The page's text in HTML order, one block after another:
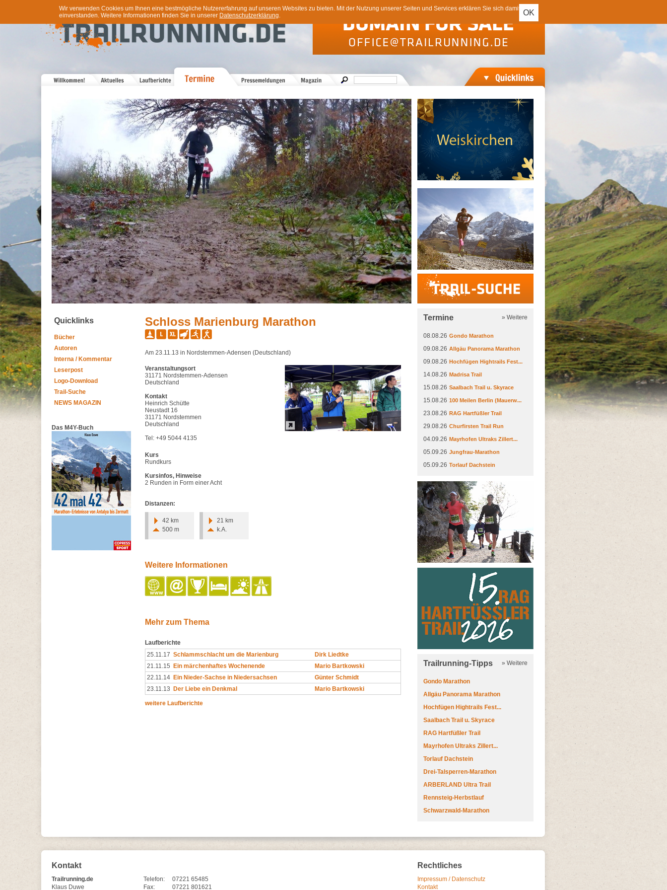
OK
Wir verwenden Cookies um Ihnen eine bestmögliche Nutzererfahrung auf unseren Websites zu bieten. Mit der Nutzung unserer Seiten und Services erklären Sie sich damit
einverstanden. Weitere Informationen finden Sie in unserer Datenschutzerklärung.
Trail-Suche
Quicklinks
Bücher
Autoren
Interna / Kommentar
Leserpost
Logo-Download
Trail-Suche
NEWS MAGAZIN
Das M4Y-Buch
Schloss Marienburg Marathon
Am 23.11.13 in Nordstemmen-Adensen (Deutschland)
Veranstaltungsort
31171 Nordstemmen-Adensen
Deutschland
Kontakt
Heinrich Schütte
Neustadt 16
31171 Nordstemmen
Deutschland
Tel: +49 5044 4135
Kurs
Rundkurs
Kursinfos, Hinweise
2 Runden in Form einer Acht
Distanzen:
42 km
500 m
21 km
k.A.
Weitere Informationen
Mehr zum Thema
Laufberichte
25.11.17 Schlammschlacht um die Marienburg
Dirk Liedtke
21.11.15 Ein märchenhaftes Wochenende
Mario Bartkowski
22.11.14 Ein Nieder-Sachse in Niedersachsen
Günter Schmidt
23.11.13 Der Liebe ein Denkmal Mario Bartkowski
weitere Laufberichte
Termine » Weitere
08.08.26 Gondo Marathon
09.08.26 Allgäu Panorama Marathon
09.08.26 Hochfügen Hightrails Fest...
14.08.26 Madrisa Trail
15.08.26 Saalbach Trail u. Skyrace
15.08.26 100 Meilen Berlin (Mauerw...
23.08.26 RAG Hartfüßler Trail
29.08.26 Churfirsten Trail Run
04.09.26 Mayrhofen Ultraks Zillert...
05.09.26 Jungfrau-Marathon
05.09.26 Torlauf Dachstein
Trailrunning-Tipps » Weitere
Gondo Marathon
Allgäu Panorama Marathon
Hochfügen Hightrails Fest...
Saalbach Trail u. Skyrace
RAG Hartfüßler Trail
Mayrhofen Ultraks Zillert...
Torlauf Dachstein
Drei-Talsperren-Marathon
ARBERLAND Ultra Trail
Rennsteig-Herbstlauf
Schwarzwald-Marathon
Kontakt
Trailrunning.de
Klaus Duwe
Telefon:
07221 65485
Fax:
07221 801621
Rechtliches
Impressum / Datenschutz
Kontakt